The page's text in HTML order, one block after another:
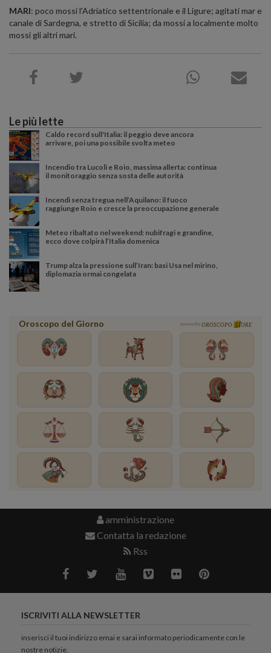
MARI: poco mossi l'Adriatico settentrionale e il Ligure; agitati mar e
canale di Sardegna, e stretto di Sicilia; da mossi a localmente molto
mossi gli altri mari.
Le più lette
Caldo record sull'Italia: il peggio deve ancora
arrivare, poi una possibile svolta meteo
Incendio tra Lucoli e Roio, massima allerta: continua
il monitoraggio senza sosta delle autorità
Incendi senza tregua nell’Aquilano: il fuoco
raggiunge Roio e cresce la preoccupazione generale
Meteo ribaltato nel weekend: nubifragi e grandine,
ecco dove colpirà l’Italia domenica
Trump alza la pressione sull’Iran: basi Usa nel mirino,
diplomazia ormai congelata
Oroscopo del Giorno powered by OROSCOPO ORE
amministrazione
Contatta la redazione
Rss
ISCRIVITI ALLA NEWSLETTER
inserisci il tuoi indirizzo emai e sarai informato periodicamente con le
nostre notizie.